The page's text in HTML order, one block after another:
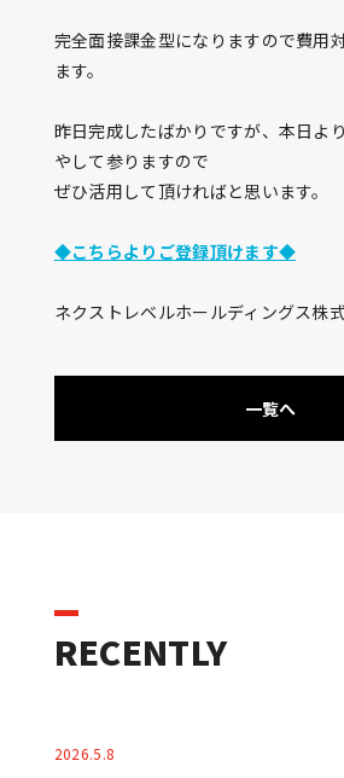
完全面接課金型になりますので費用
ます。
昨日完成したばかりですが、本日よ
やして参りますので
ぜひ活用して頂ければと思います。
◆こちらよりご登録頂けます◆
ネクストレベルホールディングス株
一覧へ
RECENTLY
2026.5.8